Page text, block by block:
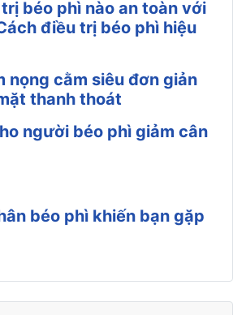
béo phì nào an toàn với
điều trị béo phì hiệu
nọng cằm siêu đơn giản
thanh thoát
người béo phì giảm cân
béo phì khiến bạn gặp